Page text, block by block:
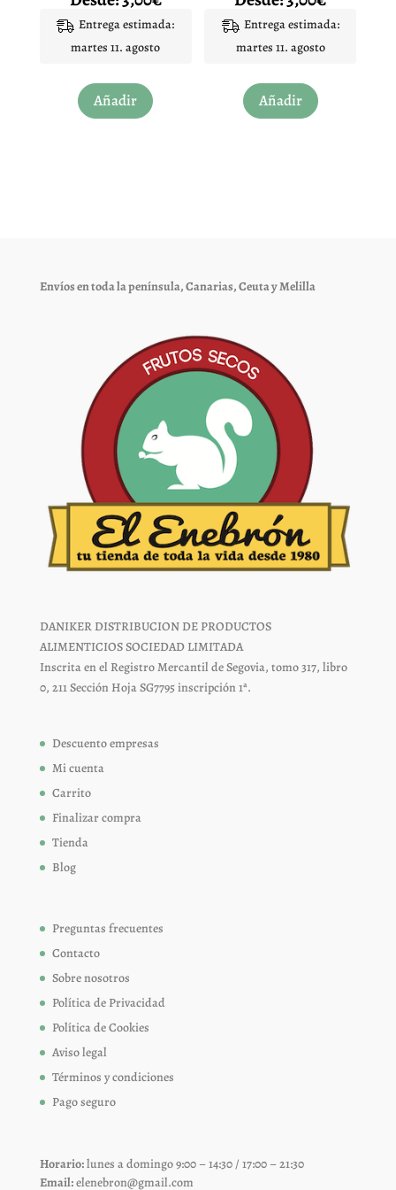
de
producto
de
producto
con
de 5
Entrega estimada:
martes 11. agosto
Añadir
producto
elegir
página
de
con
de 5
Entrega estimada:
martes 11. agosto
Añadir
producto
Envíos en toda la península, Canarias, Ceuta y Melilla
DANIKER DISTRIBUCION DE PRODUCTOS
ALIMENTICIOS SOCIEDAD LIMITADA
Inscrita en el Registro Mercantil de Segovia, tomo 317, libro
0, 211 Sección Hoja SG7795 inscripción 1ª.
Descuento empresas
Mi cuenta
Carrito
Finalizar compra
Tienda
Blog
Preguntas frecuentes
Contacto
Sobre nosotros
Política de Privacidad
Política de Cookies
Aviso legal
Términos y condiciones
Pago seguro
Horario:lunes a domingo 9:00 – 14:30 / 17:00 – 21:30
Email:elenebron@gmail.com